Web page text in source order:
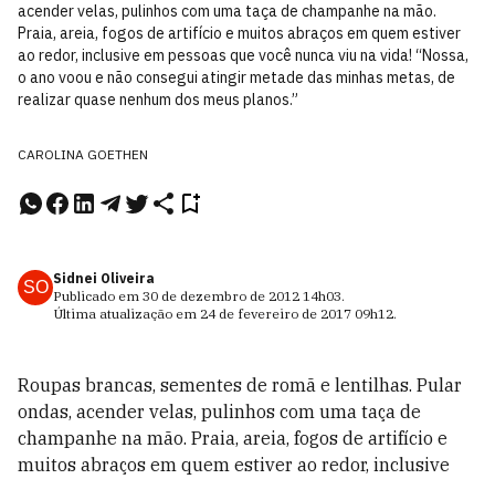
acender velas, pulinhos com uma taça de champanhe na mão.
Praia, areia, fogos de artifício e muitos abraços em quem estiver
ao redor, inclusive em pessoas que você nunca viu na vida! “Nossa,
o ano voou e não consegui atingir metade das minhas metas, de
realizar quase nenhum dos meus planos.”
CAROLINA GOETHEN
SO Sidnei Oliveira
Publicado em 30 de dezembro de 2012 14h03.
Última atualização em 24 de fevereiro de 2017 09h12.
Roupas brancas, sementes de romã e lentilhas. Pular
ondas, acender velas, pulinhos com uma taça de
champanhe na mão. Praia, areia, fogos de artifício e
muitos abraços em quem estiver ao redor, inclusive